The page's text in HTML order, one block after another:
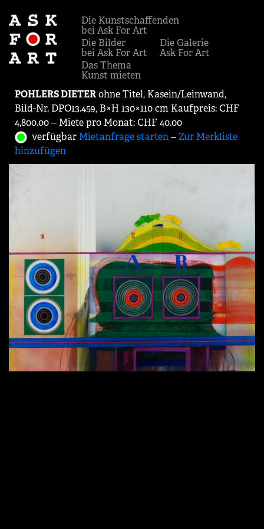
Die Kunstschaffenden
bei Ask For Art
Die Bilder
bei Ask For Art
Die Galerie
Ask For Art
Das Thema
Kunst mieten
POHLERS DIETERohne Titel, Kasein/Leinwand,
Bild-Nr. DPO13.459, B×H 130×110 cm Kaufpreis: CHF
4,800.00 ‒ Miete pro Monat: CHF 40.00
verfügbar Mietanfrage starten‒Zur Merkliste
hinzufügen